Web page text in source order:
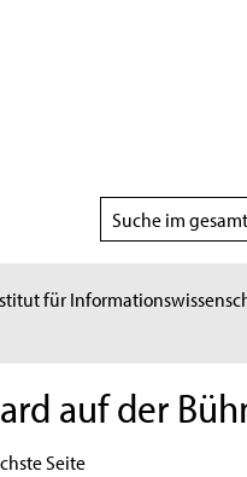
Suchbereich
wählen
für
auf der
Seite